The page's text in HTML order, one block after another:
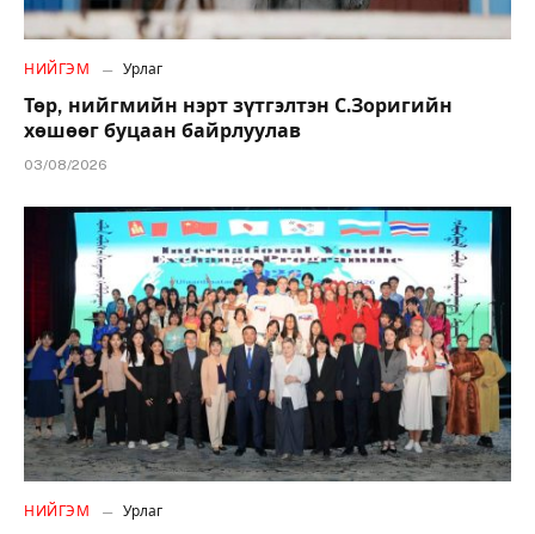
НИЙГЭМ Урлаг
Төр, нийгмийн нэрт зүтгэлтэн С.Зоригийн
хөшөөг буцаан байрлуулав
03/08/2026
НИЙГЭМ Урлаг